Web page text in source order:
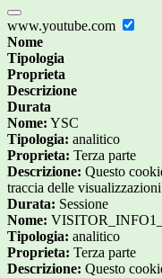
www.youtube.com
Nome
Tipologia
Proprieta
Descrizione
Durata
Nome: YSC
Tipologia: analitico
Proprieta: Terza parte
Descrizione: Questo
traccia delle
Durata: Sessione
Nome:
Tipologia: analitico
Proprieta: Terza parte
Descrizione: Questo